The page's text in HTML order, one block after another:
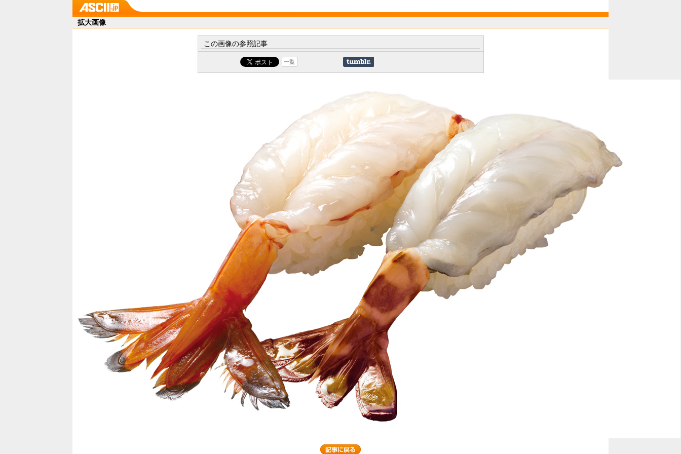
拡大画像
この画像の参照記事
一覧